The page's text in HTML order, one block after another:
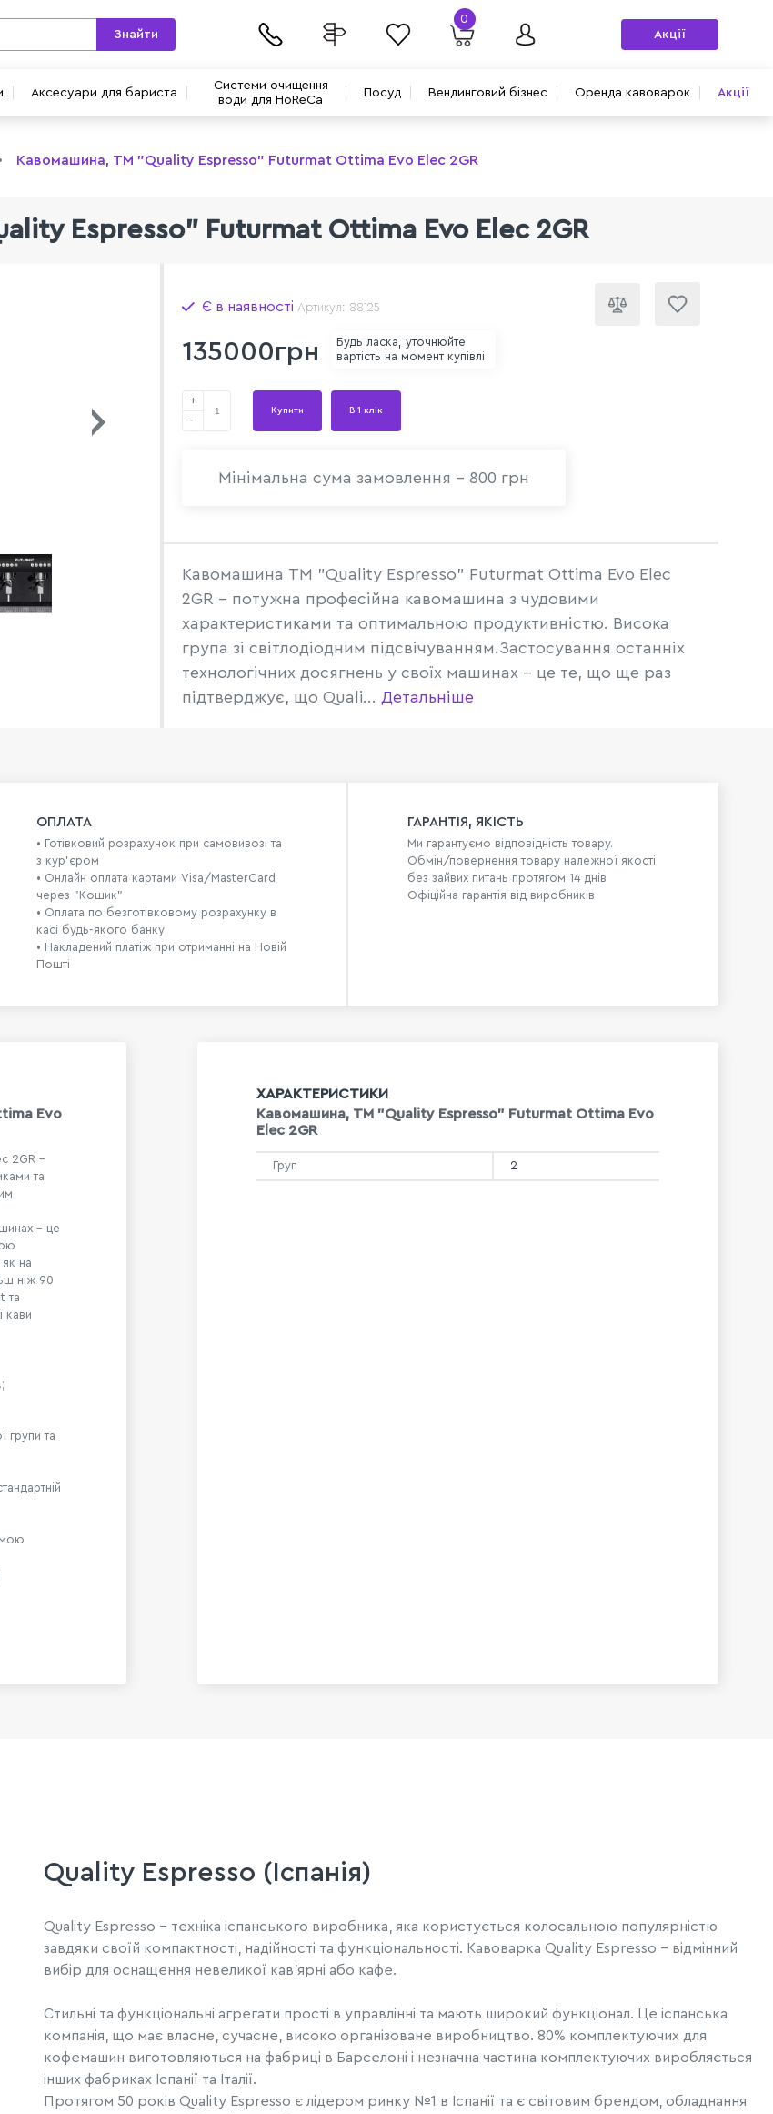
Аксесуари для бариста
Системи очищення
води для HoReCa
Посуд Вендинговий бізнес Оренда кавоварок Акції
Знайти
0
Акції
Кавомашина, TM "Quality Espresso" Futurmat Ottima Evo Elec 2GR
Espresso" Futurmat Ottima Evo Elec 2GR
Є в наявності Артикул: 88125
135000грн
Будь ласка, уточнюйте
вартість на момент купівлі
+
-
Купити В 1 клік
Мінімальна сума замовлення - 800 грн
Кавомашина TM "Quality Espresso" Futurmat Ottima Evo Elec
2GR - потужна професійна кавомашина з чудовими
характеристиками та оптимальною продуктивністю. Висока
група зі світлодіодним підсвічуванням.Застосування останніх
технологічних досягнень у своїх машинах - це те, що ще раз
підтверджує, що Quali... Детальніше
ОПЛАТА
• Готівковий розрахунок при самовивозі та
з кур’єром
• Онлайн оплата картами Visa/MasterCard
через "Кошик"
• Оплата по безготівковому розрахунку в
касі будь-якого банку
• Накладений платіж при отриманні на Новій
Пошті
ГАРАНТІЯ, ЯКІСТЬ
Ми гарантуємо відповідність товару.
Обмін/повернення товару належної якості
без зайвих питань протягом 14 днів
Офіційна гарантія від виробників
Evo
2GR -
та
- це
на
ніж 90
та
кави
групи та
ХАРАКТЕРИСТИКИ
Кавомашина, TM "Quality Espresso" Futurmat Ottima Evo
Elec 2GR
Груп 2
Quality Espresso (Іспанія)
Quality Espresso – техніка іспанського виробника, яка користується колосальною популярністю
завдяки своїй компактності, надійності та функціональності. Кавоварка Quality Espresso - відмінний
вибір для оснащення невеликої кав'ярні або кафе.
Стильні та функціональні агрегати прості в управлінні та мають широкий функціонал. Це іспанська
компанія, що має власне, сучасне, високо організоване виробництво. 80% комплектуючих для
кофемашин виготовляються на фабриці в Барселоні і незначна частина комплектуючих виробляється
інших фабриках Іспанії та Італії.
Протягом 50 років Quality Espresso є лідером ринку №1 в Іспанії та є світовим брендом, обладнання